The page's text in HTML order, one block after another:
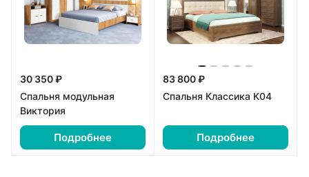
30 350 ₽
Спальня модульная
Виктория
Подробнее
83 800 ₽
Спальня Классика К04
Подробнее